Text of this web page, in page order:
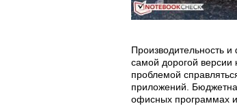
Производительность
самой дорогой версии
проблемой
приложений.
офисных программах